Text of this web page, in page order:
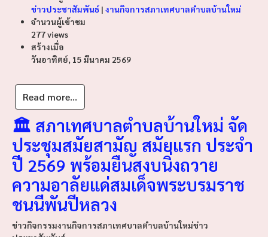
ข่าวประชาสัมพันธ์ | งานกิจการสภาเทศบาลตำบลบ้านใหม่
จำนวนผู้เข้าชม
277 views
สร้างเมื่อ
วันอาทิตย์, 15 มีนาคม 2569
Read more...
🏛️ สภาเทศบาลตำบลบ้านใหม่ จัด
ประชุมสมัยสามัญ สมัยแรก ประจำ
ปี 2569 พร้อมยืนสงบนิ่งถวาย
ความอาลัยแด่สมเด็จพระบรมราช
ชนนีพันปีหลวง
ข่าวกิจกรรมงานกิจการสภาเทศบาลตำบลบ้านใหม่ข่าว